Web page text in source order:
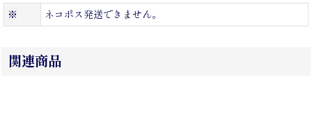
※ ネコポス発送できません。
関連商品